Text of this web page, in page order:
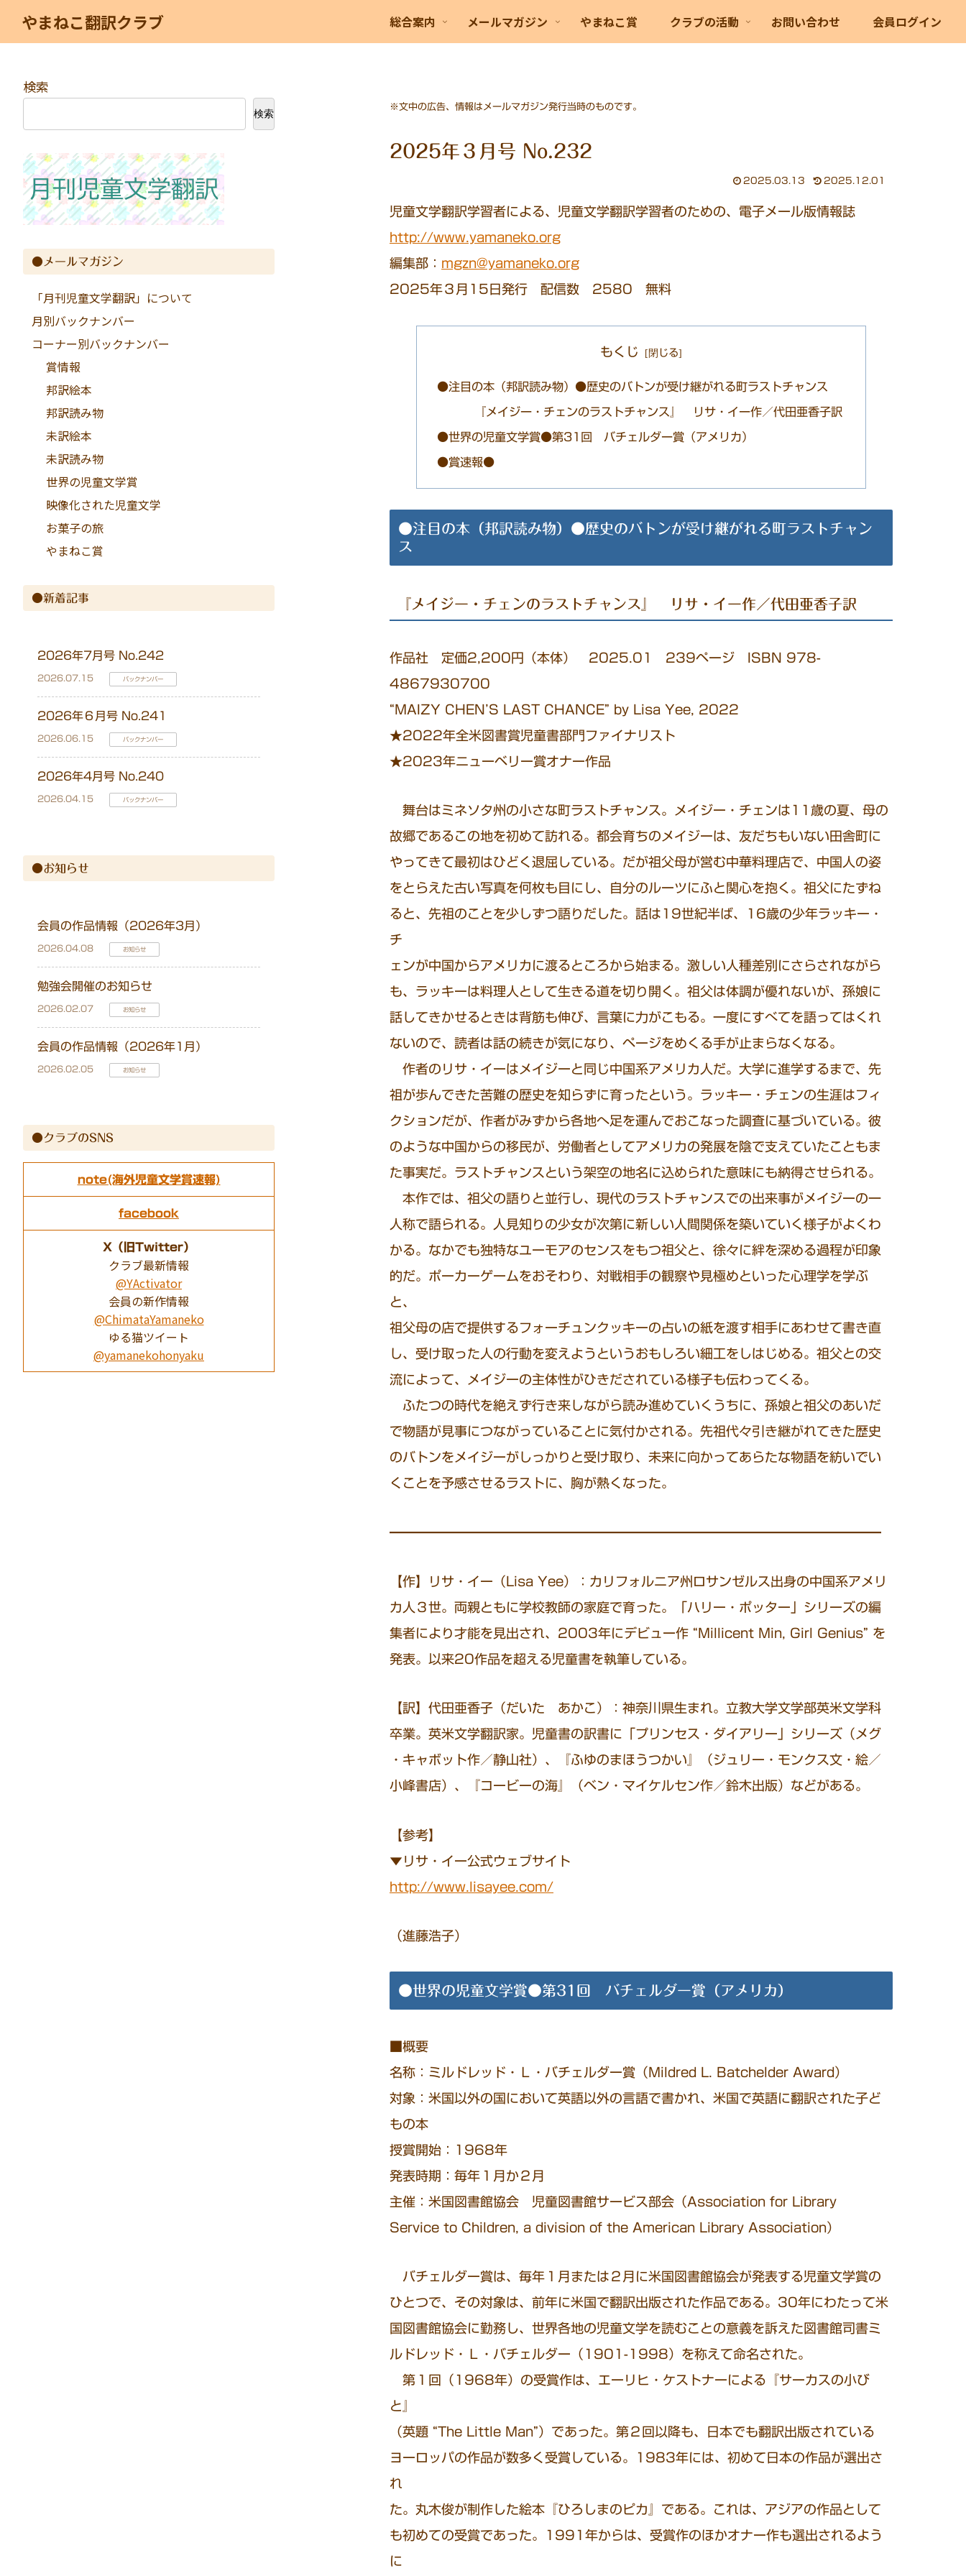
やまねこ翻訳クラブ 総合案内 メールマガジン やまねこ賞 クラブの活動 お問い合わせ 会員ログイン
※文中の広告、情報はメールマガジン発行当時のものです。
2025年３月号 No.232
2025.03.13 2025.12.01
児童文学翻訳学習者による、児童文学翻訳学習者のための、電子メール版情報誌
http://www.yamaneko.org
編集部： mgzn@yamaneko.org
2025年３月15日発行 配信数 2580 無料
もくじ
●注目の本（邦訳読み物）●歴史のバトンが受け継がれる町ラストチャンス
『メイジー・チェンのラストチャンス』 リサ・イー作／代田亜香子訳
●世界の児童文学賞●第31回 バチェルダー賞（アメリカ）
●賞速報●
●注目の本（邦訳読み物）●歴史のバトンが受け継がれる町ラストチャン
ス
『メイジー・チェンのラストチャンス』 リサ・イー作／代田亜香子訳
作品社 定価2,200円（本体） 2025.01 239ページ ISBN 978-
4867930700
“MAIZY CHEN’S LAST CHANCE” by Lisa Yee, 2022
★2022年全米図書賞児童書部門ファイナリスト
★2023年ニューベリー賞オナー作品
舞台はミネソタ州の小さな町ラストチャンス。メイジー・チェンは11歳の夏、母の
故郷であるこの地を初めて訪れる。都会育ちのメイジーは、友だちもいない田舎町に
やってきて最初はひどく退屈している。だが祖父母が営む中華料理店で、中国人の姿
をとらえた古い写真を何枚も目にし、自分のルーツにふと関心を抱く。祖父にたずね
ると、先祖のことを少しずつ語りだした。話は19世紀半ば、16歳の少年ラッキー・
チ
ェンが中国からアメリカに渡るところから始まる。激しい人種差別にさらされながら
も、ラッキーは料理人として生きる道を切り開く。祖父は体調が優れないが、孫娘に
話してきかせるときは背筋も伸び、言葉に力がこもる。一度にすべてを語ってはくれ
ないので、読者は話の続きが気になり、ページをめくる手が止まらなくなる。
作者のリサ・イーはメイジーと同じ中国系アメリカ人だ。大学に進学するまで、先
祖が歩んできた苦難の歴史を知らずに育ったという。ラッキー・チェンの生涯はフィ
クションだが、作者がみずから各地へ足を運んでおこなった調査に基づいている。彼
のような中国からの移民が、労働者としてアメリカの発展を陰で支えていたこともま
た事実だ。ラストチャンスという架空の地名に込められた意味にも納得させられる。
本作では、祖父の語りと並行し、現代のラストチャンスでの出来事がメイジーの一
人称で語られる。人見知りの少女が次第に新しい人間関係を築いていく様子がよくわ
かる。なかでも独特なユーモアのセンスをもつ祖父と、徐々に絆を深める過程が印象
的だ。ポーカーゲームをおそわり、対戦相手の観察や見極めといった心理学を学ぶ
と、
祖父母の店で提供するフォーチュンクッキーの占いの紙を渡す相手にあわせて書き直
し、受け取った人の行動を変えようというおもしろい細工をしはじめる。祖父との交
流によって、メイジーの主体性がひきだされている様子も伝わってくる。
ふたつの時代を絶えず行き来しながら読み進めていくうちに、孫娘と祖父のあいだ
で物語が見事につながっていることに気付かされる。先祖代々引き継がれてきた歴史
のバトンをメイジーがしっかりと受け取り、未来に向かってあらたな物語を紡いでい
くことを予感させるラストに、胸が熱くなった。
━━━━━━━━━━━━━━━━━━━━━━━━━━━━━━━━━━━━━━
【作】リサ・イー（Lisa Yee）：カリフォルニア州ロサンゼルス出身の中国系アメリ
カ人３世。両親ともに学校教師の家庭で育った。「ハリー・ポッター」シリーズの編
集者により才能を見出され、2003年にデビュー作 “Millicent Min, Girl Genius” を
発表。以来20作品を超える児童書を執筆している。
【訳】代田亜香子（だいた あかこ）：神奈川県生まれ。立教大学文学部英米文学科
卒業。英米文学翻訳家。児童書の訳書に「プリンセス・ダイアリー」シリーズ（メグ
・キャボット作／静山社）、『ふゆのまほうつかい』（ジュリー・モンクス文・絵／
小峰書店）、『コービーの海』（ベン・マイケルセン作／鈴木出版）などがある。
【参考】
▼リサ・イー公式ウェブサイト
http://www.lisayee.com/
（進藤浩子）
●世界の児童文学賞●第31回 バチェルダー賞（アメリカ）
■概要
名称：ミルドレッド・Ｌ・バチェルダー賞（Mildred L. Batchelder Award）
対象：米国以外の国において英語以外の言語で書かれ、米国で英語に翻訳された子ど
もの本
授賞開始：1968年
発表時期：毎年１月か２月
主催：米国図書館協会 児童図書館サービス部会（Association for Library
Service to Children, a division of the American Library Association）
バチェルダー賞は、毎年１月または２月に米国図書館協会が発表する児童文学賞の
ひとつで、その対象は、前年に米国で翻訳出版された作品である。30年にわたって米
国図書館協会に勤務し、世界各地の児童文学を読むことの意義を訴えた図書館司書ミ
ルドレッド・Ｌ・バチェルダー（1901-1998）を称えて命名された。
第１回（1968年）の受賞作は、エーリヒ・ケストナーによる『サーカスの小び
と』
（英題 “The Little Man”）であった。第２回以降も、日本でも翻訳出版されている
ヨーロッパの作品が数多く受賞している。1983年には、初めて日本の作品が選出さ
れ
た。丸木俊が制作した絵本『ひろしまのピカ』である。これは、アジアの作品として
も初めての受賞であった。1991年からは、受賞作のほかオナー作も選出されるよう
に
検索
検索
●メールマガジン
「月刊児童文学翻訳」について
月別バックナンバー
コーナー別バックナンバー
賞情報
邦訳絵本
邦訳読み物
未訳絵本
未訳読み物
世界の児童文学賞
映像化された児童文学
お菓子の旅
やまねこ賞
●新着記事
2026年7月号 No.242
2026.07.15 バックナンバー
2026年６月号 No.241
2026.06.15 バックナンバー
2026年4月号 No.240
2026.04.15 バックナンバー
●お知らせ
会員の作品情報（2026年3月）
2026.04.08 お知らせ
勉強会開催のお知らせ
2026.02.07 お知らせ
会員の作品情報（2026年1月）
2026.02.05 お知らせ
●クラブのSNS
note(海外児童文学賞速報)
facebook
X（旧Twitter）
クラブ最新情報
@YActivator
会員の新作情報
@ChimataYamaneko
ゆる猫ツイート
@yamanekohonyaku